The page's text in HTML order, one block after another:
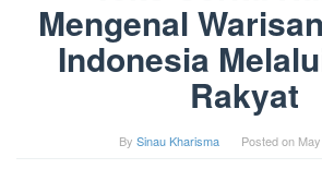
Mengenal
Indonesia
Rakyat
By Sinau Kharisma Posted on